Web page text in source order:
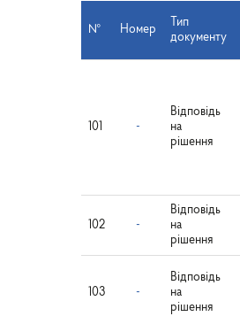
№ Номер
Тип
документу
101 -
Відповідь
на
рішення
102 -
Відповідь
на
рішення
103 -
Відповідь
на
рішення